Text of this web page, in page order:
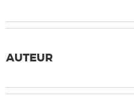
AUTEUR